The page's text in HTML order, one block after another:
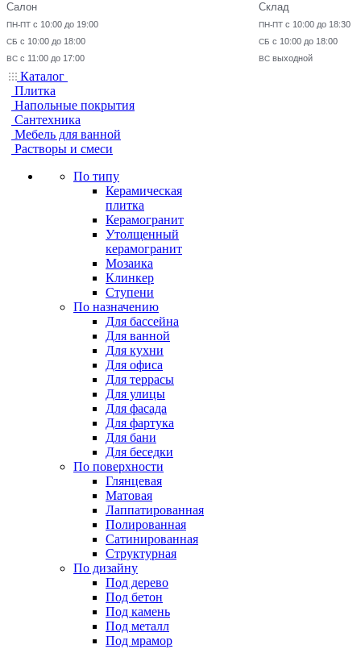
Салон
ПН-ПТ с 10:00 до 19:00
СБ с 10:00 до 18:00
ВС с 11:00 до 17:00
Склад
ПН-ПТ с 10:00 до 18:30
СБ с 10:00 до 18:00
ВС выходной
Каталог
Плитка
Напольные покрытия
Сантехника
Мебель для ванной
Растворы и смеси
По типу
Керамическая
плитка
Керамогранит
Утолщенный
керамогранит
Мозаика
Клинкер
Ступени
По назначению
Для бассейна
Для ванной
Для кухни
Для офиса
Для террасы
Для улицы
Для фасада
Для фартука
Для бани
Для беседки
По поверхности
Глянцевая
Матовая
Лаппатированная
Полированная
Сатинированная
Структурная
По дизайну
Под дерево
Под бетон
Под камень
Под металл
Под мрамор